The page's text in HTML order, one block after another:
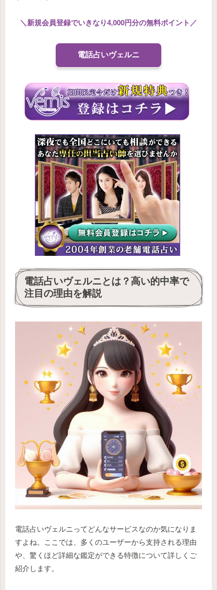
＼ 新規会員登録でいきなり4,000円分の無料ポイント ／
電話占いヴェルニ
電話占いヴェルニとは？高い的中率で
注目の理由を解説
電話占いヴェルニってどんなサービスなのか気になりま
すよね。ここでは、多くのユーザーから支持される理由
や、驚くほど詳細な鑑定ができる特徴について詳しくご
紹介します。